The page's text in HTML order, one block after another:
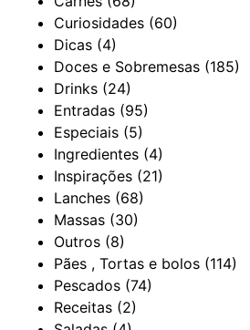
Curiosidades (60)
Dicas (4)
Doces e Sobremesas (185)
Drinks (24)
Entradas (95)
Especiais (5)
Ingredientes (4)
Inspirações (21)
Lanches (68)
Massas (30)
Outros (8)
Pães , Tortas e bolos (114)
Pescados (74)
Receitas (2)